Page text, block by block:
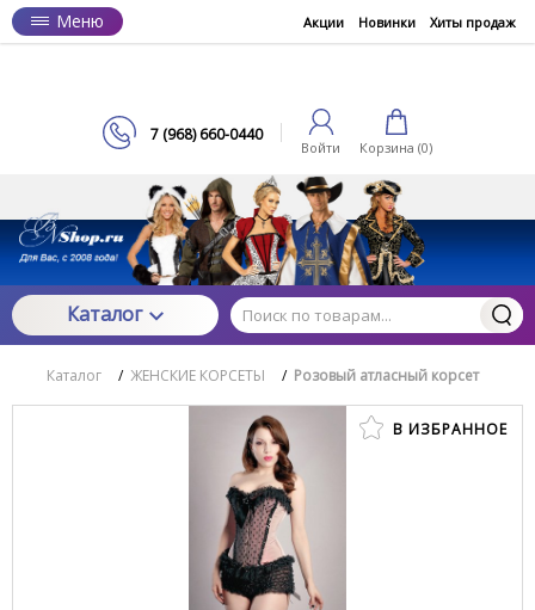
Меню Акции Новинки Хиты продаж
7 (968) 660-0440
Войти Корзина (0)
Каталог
Каталог / ЖЕНСКИЕ КОРСЕТЫ / Розовый атласный корсет
В ИЗБРАННОЕ